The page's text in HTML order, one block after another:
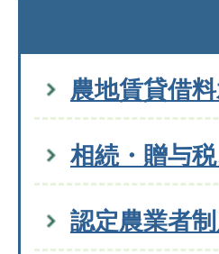
農地賃貸借
相続・贈与
認定農業者